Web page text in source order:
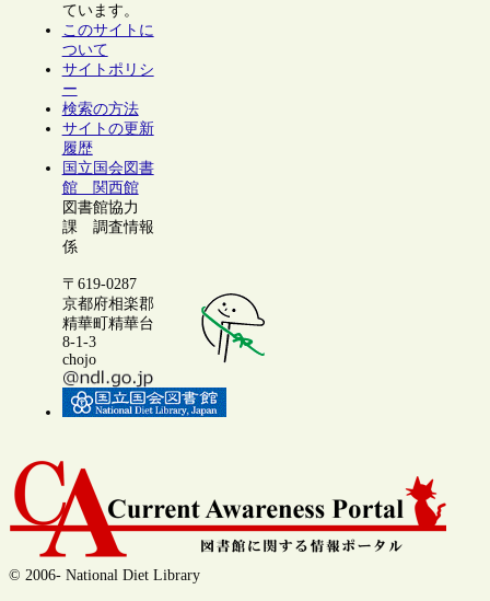
ています。
このサイトに
ついて
サイトポリシ
ー
検索の方法
サイトの更新
履歴
国立国会図書
館 関西館
図書館協力
課 調査情報
係
〒619-0287
京都府相楽郡
精華町精華台
8-1-3
chojo
© 2006- National Diet Library